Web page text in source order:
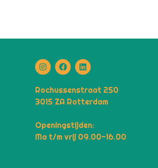
Rochussenstraat 250
3015 ZA Rotterdam
Openingstijden:
Ma t/m vrij 09.00-16.00